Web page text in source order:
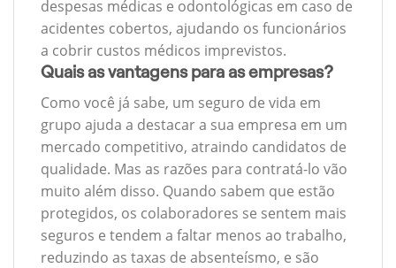
despesas médicas e odontológicas em caso de
acidentes cobertos, ajudando os funcionários
a cobrir custos médicos imprevistos.
Quais as vantagens para as empresas?
Como você já sabe, um seguro de vida em
grupo ajuda a destacar a sua empresa em um
mercado competitivo, atraindo candidatos de
qualidade. Mas as razões para contratá-lo vão
muito além disso. Quando sabem que estão
protegidos, os colaboradores se sentem mais
seguros e tendem a faltar menos ao trabalho,
reduzindo as taxas de absenteísmo, e são